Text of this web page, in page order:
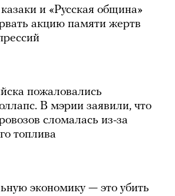
и «Русская община»
акцию памяти жертв
пожаловались
В мэрии заявили, что
сломалась из-за
топлива
экономику — это убить